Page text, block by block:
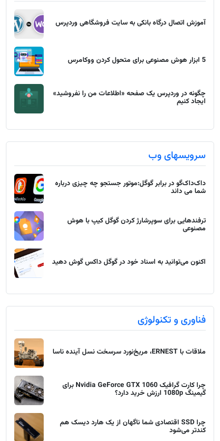
آموزش اتصال درگاه بانکی به سایت فروشگاهی وردپرس
5 ابزار هوش مصنوعی برای متحول کردن ووکامرس
چگونه در وردپرس یک صفحه «اطلاعات من را نفروشید»
ایجاد کنیم
سرویسهای وب
داک‌داک‌گو در برابر گوگل:موتور جستجو چه چیزی درباره
شما می داند
ترفندهایی برای سوپرشارژ کردن گوگل کیپ با هوش
مصنوعی
اکنون می‌توانید به اسناد خود در گوگل داکس گوش دهید
فناوری و تکنولوژی
ملاقات با ERNEST، مریخ‌نورد سرسخت نسل آینده ناسا
چرا کارت گرافیک Nvidia GeForce GTX 1060 برای
گیمینگ 1080p ارزش خرید دارد؟
چرا SSD اقتصادی شما ناگهان از یک هارد دیسک هم
کندتر می‌شود